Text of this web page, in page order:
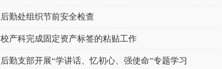
后勤处组织节前安全检查
校产科完成固定资产标签的粘贴工作
后勤支部开展“学讲话、忆初心、强使命”专题学习